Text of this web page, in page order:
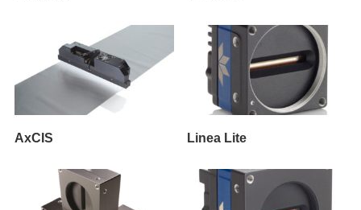
AxCIS Linea Lite